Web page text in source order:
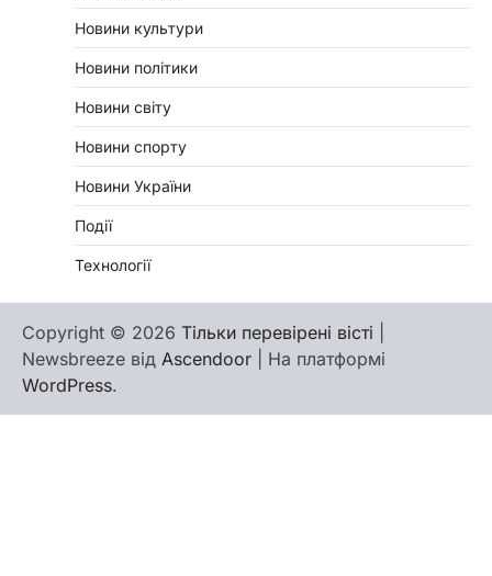
Новини культури
Новини політики
Новини світу
Новини спорту
Новини України
Події
Технології
Copyright © 2026 Тільки перевірені вісті
Newsbreeze від Ascendoor | На платформі
WordPress.